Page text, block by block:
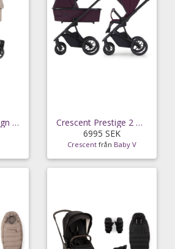
Joolz Day5 Duovagn (Sandy Taupe)
Crescent Prestige 2 Classic duovagn, italian plum
6995 SEK
Crescent från Baby V